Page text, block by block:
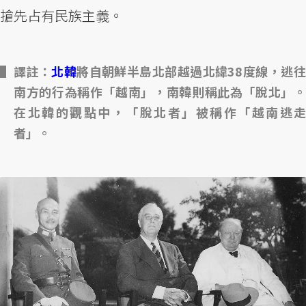
搶先占有民族主義。
譯註：北韓將自朝鮮半島北部越過北緯38度線，逃往
南方的行為稱作「越南」，南韓則稱此為「脫北」。
在北韓的觀點中，「脫北者」被稱作「越南逃走
者」。